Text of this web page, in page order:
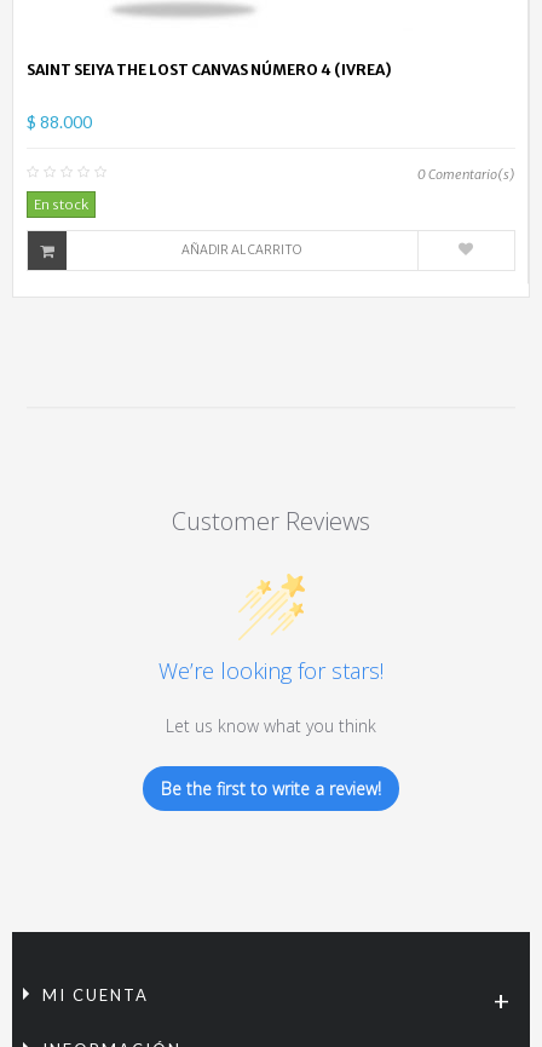
SAINT SEIYA THE LOST CANVAS NÚMERO 4 (IVREA)
$ 88.000
0Comentario(s)
En stock
AÑADIR AL CARRITO
Customer Reviews
We’re looking for stars!
Let us know what you think
Be the first to write a review!
MI CUENTA